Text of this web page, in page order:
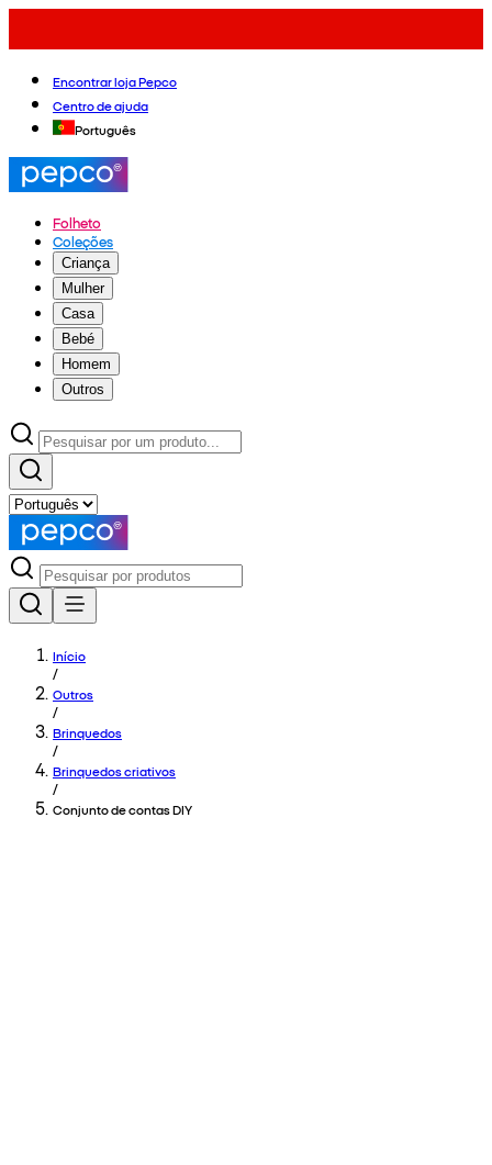
Encontrar loja Pepco
Centro de ajuda
Português
Folheto
Coleções
Criança
Mulher
Casa
Bebé
Homem
Outros
Início
/
Outros
/
Brinquedos
/
Brinquedos criativos
/
Conjunto de contas DIY